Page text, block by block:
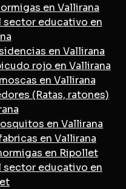
en Vallirana
sector educativo en
en Vallirana
rojo en Vallirana
en Vallirana
(Ratas, ratones)
en Vallirana
en Vallirana
en Ripollet
sector educativo en